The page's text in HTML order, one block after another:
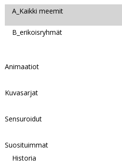
A_Kaikki meemit
B_erikoisryhmät
Animaatiot
Kuvasarjat
Sensuroidut
Suosituimmat
Historia